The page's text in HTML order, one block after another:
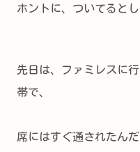
ホントに、ついてると
先日は、ファミレスに
帯で、
席にはすぐ通されたん